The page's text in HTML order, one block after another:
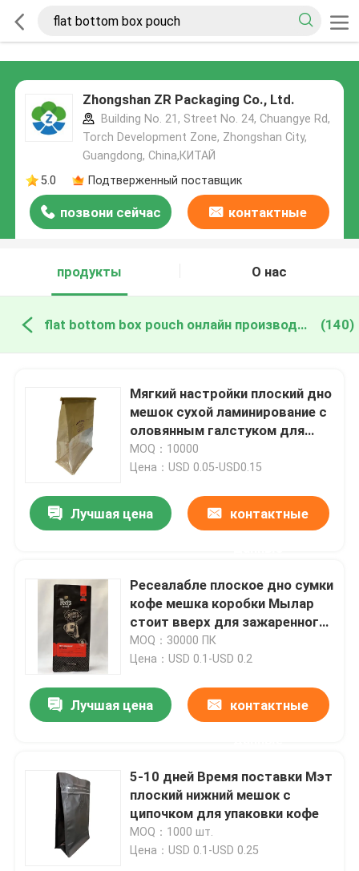
Zhongshan ZR Packaging Co., Ltd.
Building No. 21, Street No. 24, Chuangye Rd,
Torch Development Zone, Zhongshan City,
Guangdong, China,КИТАЙ
5.0
Подтверженный поставщик
позвони сейчас контактные
продукты
О нас
flat bottom box pouch онлайн производство (140)
Мягкий настройки плоский дно
мешок сухой ламинирование с
оловянным галстуком для
хлеба
MOQ：10000
Цена：USD 0.05-USD0.15
Лучшая цена контактные
Ресеалабле плоское дно сумки
кофе мешка коробки Мылар
стоит вверх для зажаренного
в духовке кофейного зерна
MOQ：30000 ПК
Цена：USD 0.1-USD 0.2
Лучшая цена контактные
5-10 дней Время поставки Мэт
плоский нижний мешок с
ципочком для упаковки кофе
MOQ：1000 шт.
Цена：USD 0.1-USD 0.25